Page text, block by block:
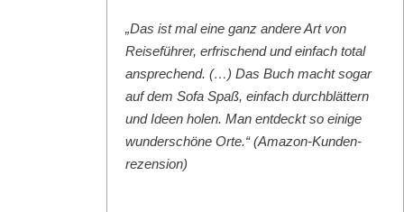
„Das ist mal eine ganz andere Art von
Reise­führer, erfrischend und ein­fach total
ansprechend. (…) Das Buch macht sog­ar
auf dem Sofa Spaß, ein­fach durch­blät­tern
und Ideen holen. Man ent­deckt so einige
wun­der­schöne Orte.“ (Ama­zon-Kun­den­
rezen­sion)